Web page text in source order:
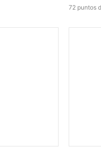
72 puntos